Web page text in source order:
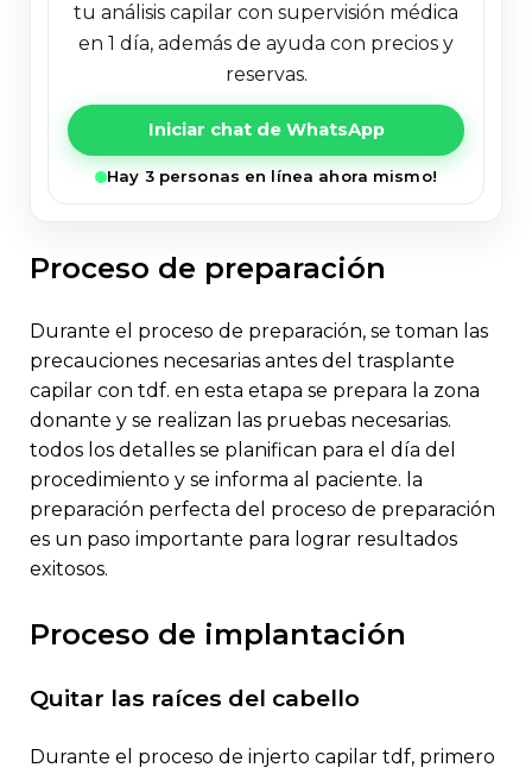
tu análisis capilar con supervisión médica
en 1 día, además de ayuda con precios y
reservas.
Iniciar chat de WhatsApp
Hay 3 personas en línea ahora mismo!
proceso de preparación
durante el proceso de preparación, se toman las
precauciones necesarias antes del trasplante
capilar con tdf. en esta etapa se prepara la zona
donante y se realizan las pruebas necesarias.
todos los detalles se planifican para el día del
procedimiento y se informa al paciente. la
preparación perfecta del proceso de preparación
es un paso importante para lograr resultados
exitosos.
proceso de implantación
quitar las raíces del cabello
durante el proceso de injerto capilar tdf, primero